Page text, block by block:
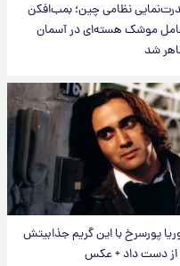
نظامی چین؛ بمب‌افکن
موشک هسته‌ای در آسمان
شد
پورسرخ با این گریم جذابیتش
از دست داد + عکس